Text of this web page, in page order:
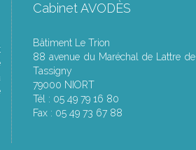
Cabinet AVODÈS
Bâtiment Le Trion
88 avenue du Maréchal de Lattre de
Tassigny
79000 NIORT
Tél : 05 49 79 16 80
Fax : 05 49 73 67 88